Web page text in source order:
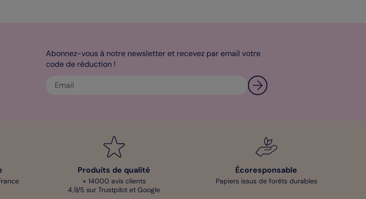
Abonnez-vous à notre newsletter et recevez par email votre
code de réduction !
Produits de qualité
+ 14000 avis clients
4,9/5 sur Trustpilot et Google
Écoresponsable
Papiers issus de forêts durables